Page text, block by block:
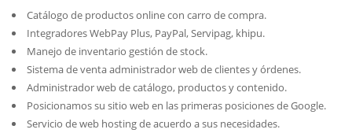
Catálogo de productos online con carro de compra.
Integradores WebPay Plus, PayPal, Servipag, khipu.
Manejo de inventario gestión de stock.
Sistema de venta administrador web de clientes y órdenes.
Administrador web de catálogo, productos y contenido.
Posicionamos su sitio web en las primeras posiciones de Google.
Servicio de web hosting de acuerdo a sus necesidades.